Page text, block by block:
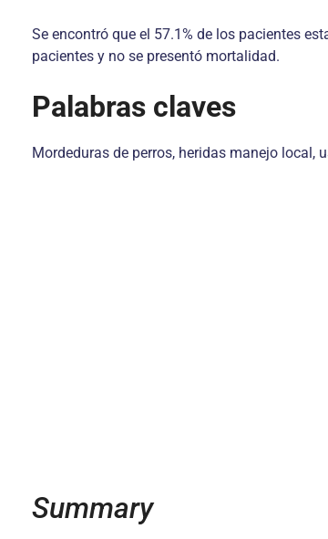
Se encontró que el 57.1% de los pacientes
pacientes y no se presentó mortalidad.
Palabras claves
Mordeduras de perros, heridas manejo local,
Summary